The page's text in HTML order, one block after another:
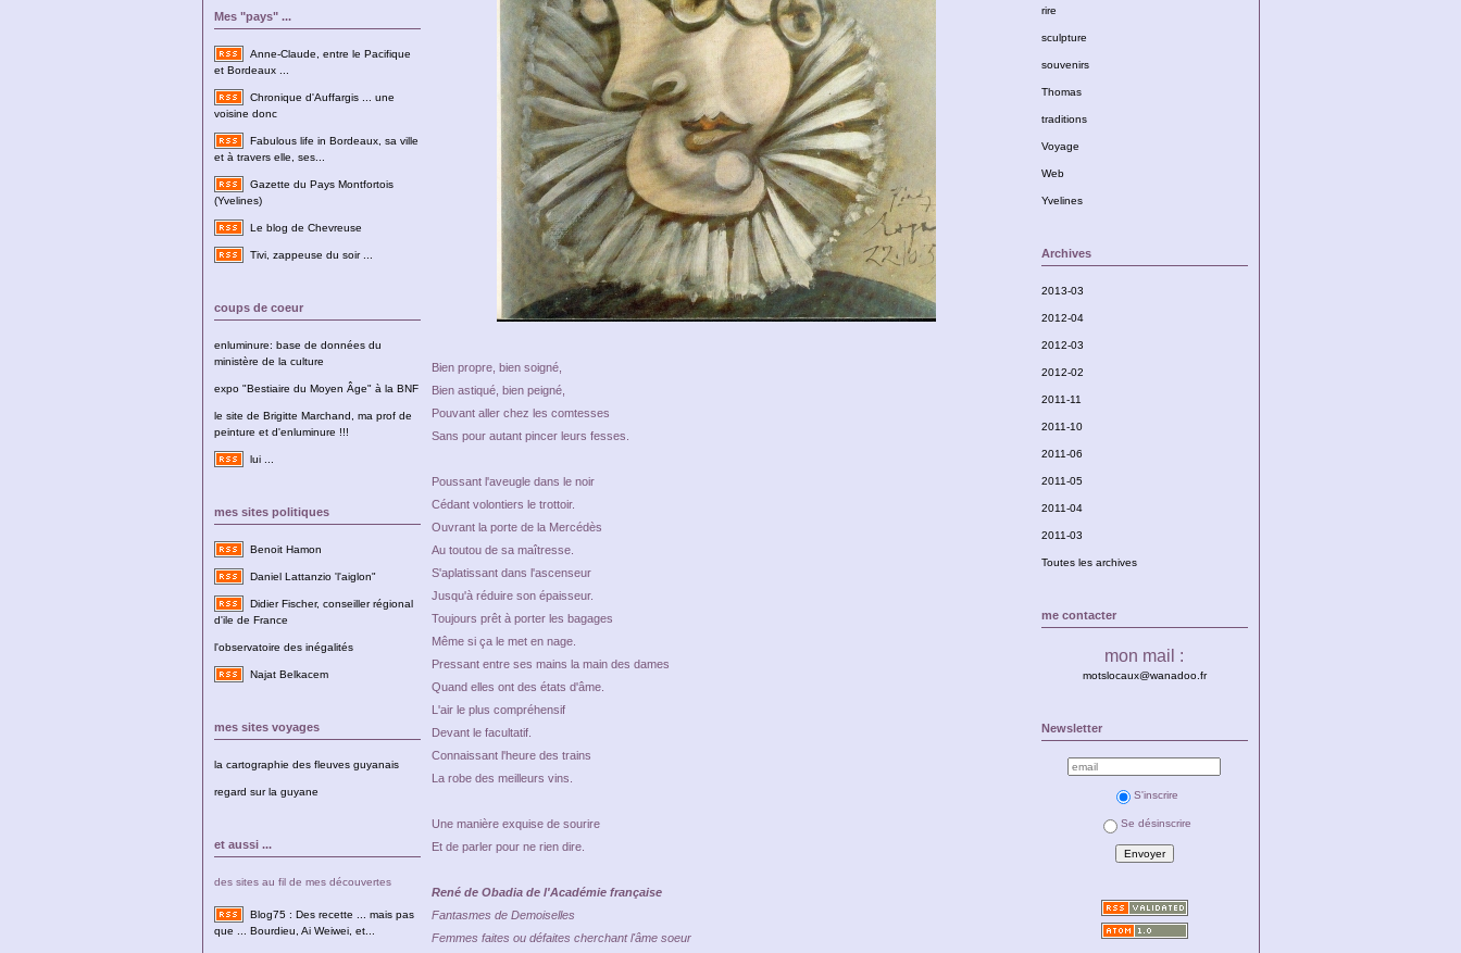
Mes "pays" ...
Anne-Claude, entre le Pacifique
et Bordeaux ...
Chronique d'Auffargis ... une
voisine donc
Fabulous life in Bordeaux, sa ville
et à travers elle, ses...
Gazette du Pays Montfortois
(Yvelines)
Le blog de Chevreuse
Tivi, zappeuse du soir ...
coups de coeur
enluminure: base de données du
ministère de la culture
expo "Bestiaire du Moyen Âge" à la BNF
le site de Brigitte Marchand, ma prof de
peinture et d'enluminure !!!
lui ...
mes sites politiques
Benoit Hamon
Daniel Lattanzio 'l'aiglon"
Didier Fischer, conseiller régional
d'ile de France
l'observatoire des inégalités
Najat Belkacem
mes sites voyages
la cartographie des fleuves guyanais
regard sur la guyane
et aussi ...
des sites au fil de mes découvertes
Blog75 : Des recette ... mais pas
que ... Bourdieu, Ai Weiwei, et...
rire
sculpture
souvenirs
Thomas
traditions
Voyage
Web
Yvelines
Archives
2013-03
2012-04
2012-03
2012-02
2011-11
2011-10
2011-06
2011-05
2011-04
2011-03
Toutes les archives
me contacter
mon mail :
motslocaux@wanadoo.fr
Newsletter
S'inscrire
Se désinscrire
Bien propre, bien soigné,
Bien astiqué, bien peigné,
Pouvant aller chez les comtesses
Sans pour autant pincer leurs fesses.
Poussant l'aveugle dans le noir
Cédant volontiers le trottoir.
Ouvrant la porte de la Mercédès
Au toutou de sa maîtresse.
S'aplatissant dans l'ascenseur
Jusqu'à réduire son épaisseur.
Toujours prêt à porter les bagages
Même si ça le met en nage.
Pressant entre ses mains la main des dames
Quand elles ont des états d'âme.
L'air le plus compréhensif
Devant le facultatif.
Connaissant l'heure des trains
La robe des meilleurs vins.
Une manière exquise de sourire
Et de parler pour ne rien dire.
René de Obadia de l'Académie française
Fantasmes de Demoiselles
Femmes faites ou défaites cherchant l'âme soeur